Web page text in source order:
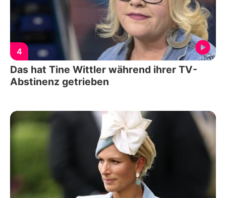
4
Das hat Tine Wittler während ihrer TV-
Abstinenz getrieben